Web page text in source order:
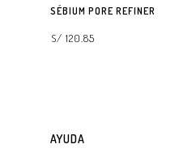
SÉBIUM PORE REFINER
S/ 120.85
AYUDA